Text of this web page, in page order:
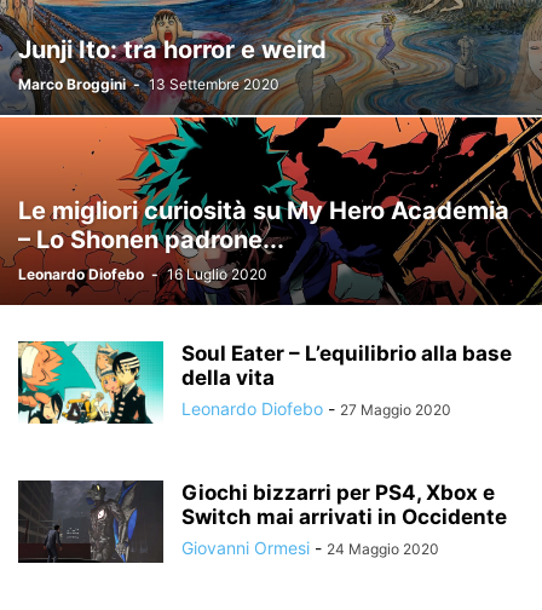
Junji Ito: tra horror e weird
Marco Broggini - 13 Settembre 2020
Le migliori curiosità su My Hero Academia
– Lo Shonen padrone...
Leonardo Diofebo - 16 Luglio 2020
Soul Eater – L’equilibrio alla base
della vita
Leonardo Diofebo - 27 Maggio 2020
Giochi bizzarri per PS4, Xbox e
Switch mai arrivati in Occidente
Giovanni Ormesi - 24 Maggio 2020